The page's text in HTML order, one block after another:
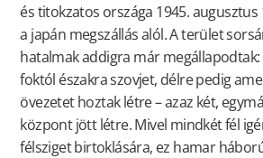
és titokzatos országa 1945.
a japán megszállás alól. A terület
hatalmak addigra már megállapodtak:
foktól északra szovjet, délre pedig
övezetet hoztak létre – azaz két,
központ jött létre. Mivel mindkét fél
félsziget birtoklására, ez hamar